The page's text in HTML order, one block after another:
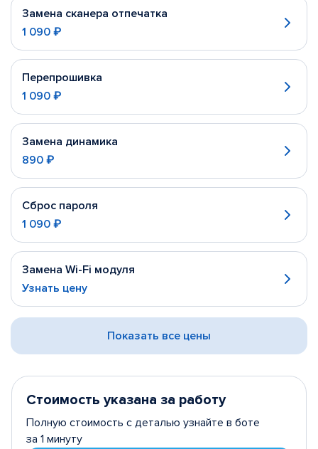
Замена сканера отпечатка
1 090 ₽
Перепрошивка
1 090 ₽
Замена динамика
890 ₽
Сброс пароля
1 090 ₽
Замена Wi-Fi модуля
Узнать цену
Показать все цены
Стоимость указана за работу
Полную стоимость с деталью узнайте в боте
за 1 минуту